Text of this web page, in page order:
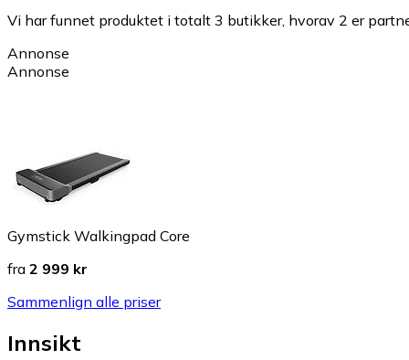
Vi har funnet produktet i totalt 3 butikker, hvorav 2 er
Annonse
Annonse
Gymstick Walkingpad Core
fra 2 999 kr
Sammenlign alle priser
Innsikt